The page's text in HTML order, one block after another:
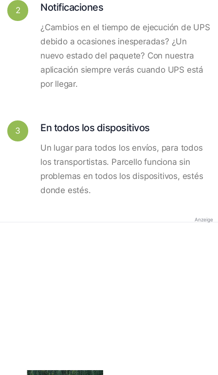
2 Notificaciones
¿Cambios en el tiempo de ejecución de UPS
debido a ocasiones inesperadas? ¿Un
nuevo estado del paquete? Con nuestra
aplicación siempre verás cuando UPS está
por llegar.
3 En todos los dispositivos
Un lugar para todos los envíos, para todos
los transportistas. Parcello funciona sin
problemas en todos los dispositivos, estés
donde estés.
Anzeige